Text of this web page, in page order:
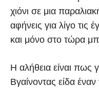
χιόνι σε μια
αφήνεις για λίγο τις
και μόνο στο τώρα
Η αλήθεια είναι πως
Βγαίνοντας είδα